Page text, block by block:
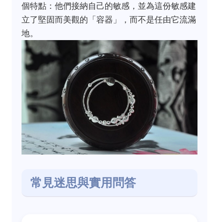
個特點：他們接納自己的敏感，並為這份敏感建
立了堅固而美觀的「容器」，而不是任由它流滿
地。
常見迷思與實用問答